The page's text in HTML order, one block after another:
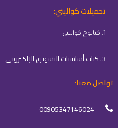
تحميلات كواليتي:
1. كتالوج كواليتي
3. كتاب أساسيات التسويق الإلكتروني
تواصل معنا:
00905347146024